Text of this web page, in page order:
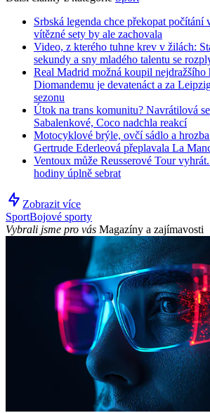
Srbská legenda chce překopat počítání
vítězné sety by ale zachovala
Video, z kterého tuhne krev v žilách:
sekundy a sny mladého talentu se
Real Madrid možná koupil nejdražšího
Diomandemu je devatenáct a za
sezonu
Útok na trans komunitu? Navrátilová
Sabalenkové, Coco nadchla reakcí
Motocyklové brýle, ovčí sádlo a
Gertrude Ederleová přeplavala La
Ventoux může Reusserové Tour
hodiny úplně sebrat
Zobrazit více
SportBojové sporty
Vybrali jsme pro vás Magazíny a zajímavosti